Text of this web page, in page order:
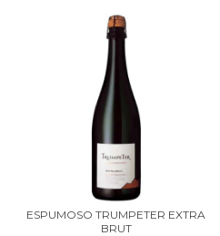
ESPUMOSO TRUMPETER EXTRA
BRUT